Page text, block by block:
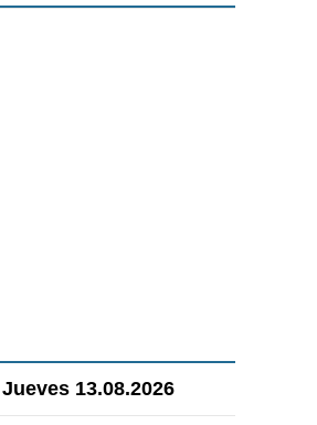
Jueves 13.08.2026